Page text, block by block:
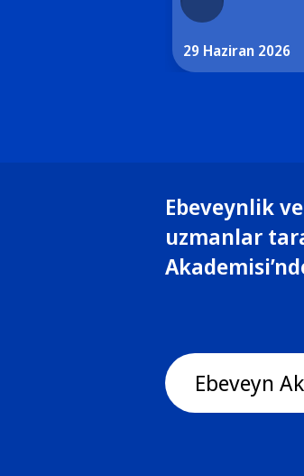
29 Haziran 2026
Ebeveynlik
uzmanlar
Ebeveyn